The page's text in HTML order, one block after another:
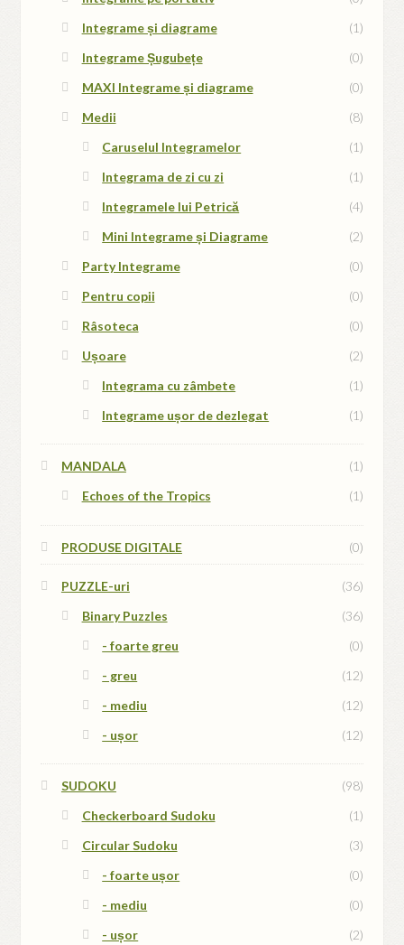
Integrame și diagrame
(1)
Integrame Șugubețe
(0)
MAXI Integrame și diagrame
(0)
Medii
(8)
Caruselul Integramelor
(1)
Integrama de zi cu zi
(1)
Integramele lui Petrică
(4)
Mini Integrame și Diagrame
(2)
Party Integrame
(0)
Pentru copii
(0)
Râsoteca
(0)
Ușoare
(2)
Integrama cu zâmbete
(1)
Integrame ușor de dezlegat
(1)
MANDALA
(1)
Echoes of the Tropics
(1)
PRODUSE DIGITALE (0)
PUZZLE-uri
(36)
Binary Puzzles
(36)
- foarte greu
(0)
- greu
(12)
- mediu
(12)
- ușor
(12)
SUDOKU
(98)
Checkerboard Sudoku
(1)
Circular Sudoku
(3)
- foarte ușor
(0)
- mediu
(0)
- ușor
(2)